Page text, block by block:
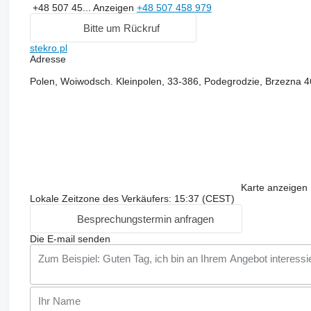
+48 507 45... Anzeigen +48 507 458 979
Bitte um Rückruf
stekro.pl
Adresse
Polen, Woiwodsch. Kleinpolen, 33-386, Podegrodzie, Brzezna
Karte anzeigen
Lokale Zeitzone des Verkäufers: 15:37 (CEST)
Besprechungstermin anfragen
Die E-mail senden